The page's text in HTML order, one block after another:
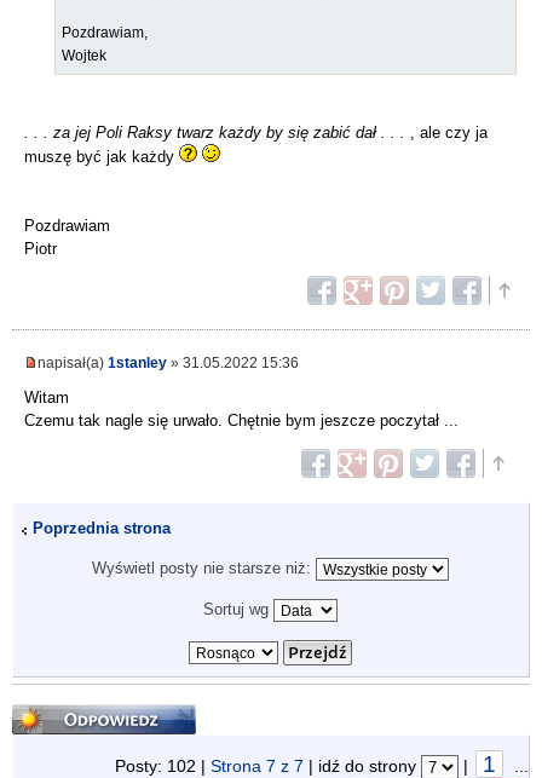
Pozdrawiam,
Wojtek
. . . za jej Poli Raksy twarz każdy by się zabić dał . . .
, ale czy ja
muszę być jak każdy
Pozdrawiam
Piotr
napisał(a) 1stanley » 31.05.2022 15:36
Witam
Czemu tak nagle się urwało. Chętnie bym jeszcze poczytał ...
Poprzednia strona
Wyświetl posty nie starsze niż:
Sortuj wg
Odpowiedz
Posty: 102 | Strona 7 z 7 | idź do strony | 1